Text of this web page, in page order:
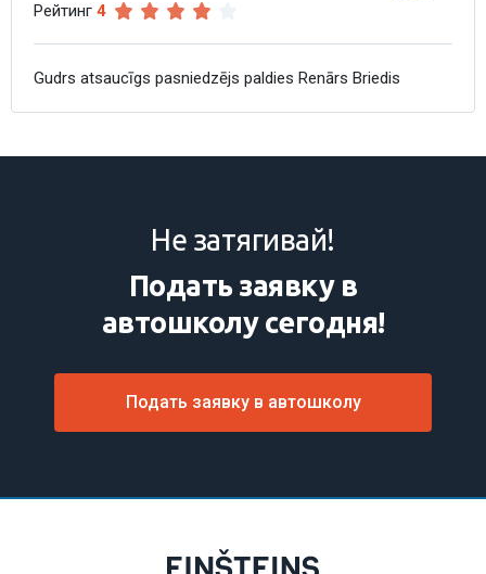
Рейтинг 4
Gudrs atsaucīgs pasniedzējs paldies Renārs Briedis
Не затягивай!
Подать заявку в
автошколу сегодня!
Подать заявку в автошколу